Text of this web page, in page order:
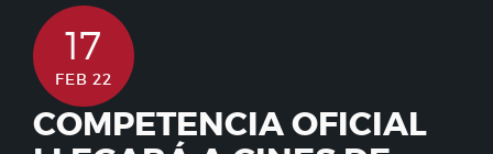
17
FEB 22
COMPETENCIA OFICIAL